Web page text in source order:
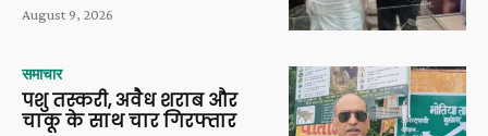
August 9, 2026
समाचार
पशु तस्करी, अवैध शराब और
चाकू के साथ चार गिरफ्तार